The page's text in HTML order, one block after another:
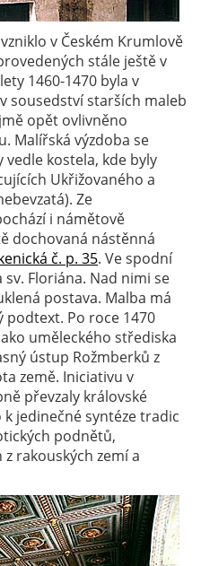
v Českém Krumlově
stále ještě v
1460-1470 byla v
sousedství starších maleb
opět ovlivněno
Malířská výzdoba se
kostela, kde byly
Ukřižovaného a
Ze
i námětově
dochovaná nástěnná
č. p. 35. Ve spodní
Floriána. Nad nimi se
postava. Malba má
podtext. Po roce 1470
uměleckého střediska
ústup Rožmberků z
země. Iniciativu v
převzaly královské
k jedinečné syntéze tradic
podnětů,
rakouských zemí a